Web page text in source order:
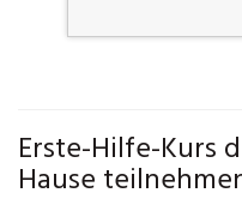
Erste-Hilfe-Kurs
Hause